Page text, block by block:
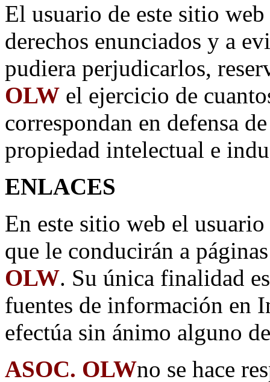
El usuario de este sitio
derechos enunciados y a
pudiera perjudicarlos,
OLW el ejercicio de
correspondan en defensa
propiedad intelectual e
ENLACES
En este sitio web el
que le conducirán a
OLW. Su única finalidad
fuentes de información en
efectúa sin ánimo alguno
ASOC. OLWno se hace